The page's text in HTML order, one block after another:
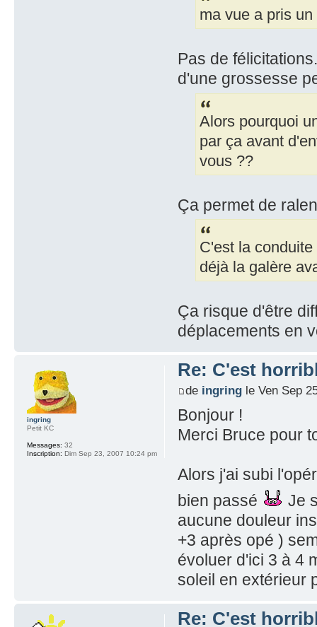
ma vue a pris
Pas de
d'une grossesse
Alors pourquoi
par ça avant
vous ??
Ça permet de
C'est la
déjà la galère
Ça risque d'être
déplacements en
Re: C'est
de ingringle Ven Sep
Bonjour !
Merci Bruce pour
Alors j'ai subi
bien passé
Je
aucune douleur
+3 après opé )
évoluer d'ici 3 à 4
soleil en extérieur
ingring
Petit KC
Messages: 32
Inscription: Dim Sep 23, 2007 10:24 pm
Re: C'est